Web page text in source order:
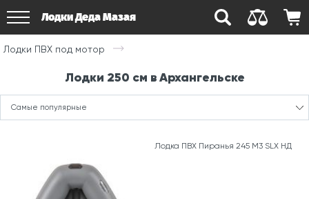
Лодки Деда Мазая
Лодки ПВХ под мотор
Лодки 250 см в Архангельске
Самые популярные
Лодка ПВХ Пиранья 245 М3 SLХ НД